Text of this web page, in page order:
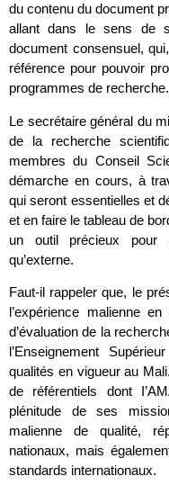
du contenu du document
allant dans le sens de
document consensuel,
référence pour pouvoir
programmes de recherche.
Le secrétaire général du
de la recherche
membres du Conseil
démarche en cours, à
qui seront essentielles et
et en faire le tableau de
un outil précieux pour
qu’externe.
Faut-il rappeler que, le
l’expérience malienne
d’évaluation de la
l’Enseignement
qualités en vigueur au
de référentiels dont
plénitude de ses
malienne de qualité,
nationaux, mais
standards internationaux.